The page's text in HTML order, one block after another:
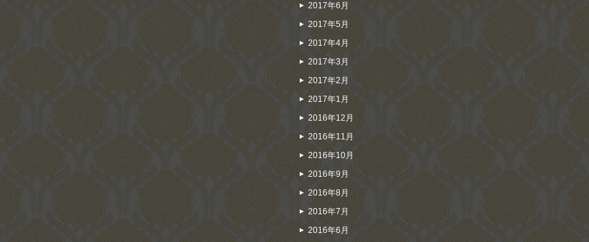
2017年6月
2017年5月
2017年4月
2017年3月
2017年2月
2017年1月
2016年12月
2016年11月
2016年10月
2016年9月
2016年8月
2016年7月
2016年6月